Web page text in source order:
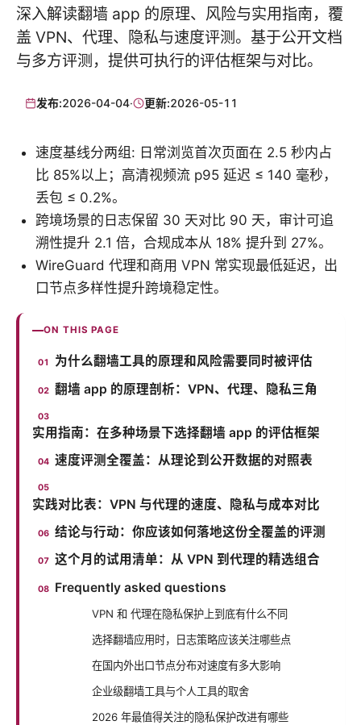
深入解读翻墙 app 的原理、风险与实用指南，覆
盖 VPN、代理、隐私与速度评测。基于公开文档
与多方评测，提供可执行的评估框架与对比。
发布:2026-04-04· 更新:2026-05-11
速度基线分两组: 日常浏览首次页面在 2.5 秒内占
比 85%以上；高清视频流 p95 延迟 ≤ 140 毫秒，
丢包 ≤ 0.2%。
跨境场景的日志保留 30 天对比 90 天，审计可追
溯性提升 2.1 倍，合规成本从 18% 提升到 27%。
WireGuard 代理和商用 VPN 常实现最低延迟，出
口节点多样性提升跨境稳定性。
ON THIS PAGE
为什么翻墙工具的原理和风险需要同时被评估
翻墙 app 的原理剖析：VPN、代理、隐私三角
实用指南：在多种场景下选择翻墙 app 的评估框架
速度评测全覆盖：从理论到公开数据的对照表
实践对比表：VPN 与代理的速度、隐私与成本对比
结论与行动：你应该如何落地这份全覆盖的评测
这个月的试用清单：从 VPN 到代理的精选组合
Frequently asked questions
VPN 和 代理在隐私保护上到底有什么不同
选择翻墙应用时，日志策略应该关注哪些点
在国内外出口节点分布对速度有多大影响
企业级翻墙工具与个人工具的取舍
2026 年最值得关注的隐私保护改进有哪些